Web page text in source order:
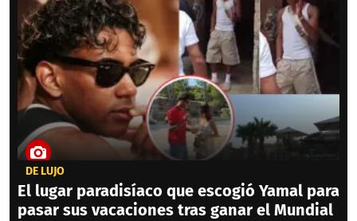
DE LUJO
El lugar paradisíaco que escogió Yamal para
pasar sus vacaciones tras ganar el Mundial